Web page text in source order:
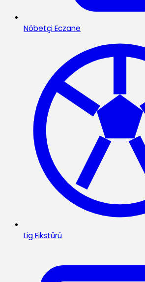
Nöbetçi Eczane
Lig Fikstürü